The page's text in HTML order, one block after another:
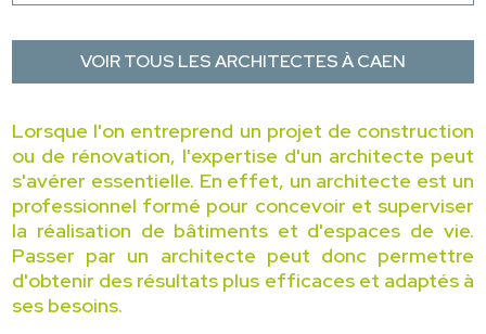
VOIR TOUS LES ARCHITECTES À CAEN
Lorsque l'on entreprend un projet de construction
ou de rénovation, l'expertise d'un architecte peut
s'avérer essentielle. En effet, un architecte est un
professionnel formé pour concevoir et superviser
la réalisation de bâtiments et d'espaces de vie.
Passer par un architecte peut donc permettre
d'obtenir des résultats plus efficaces et adaptés à
ses besoins.